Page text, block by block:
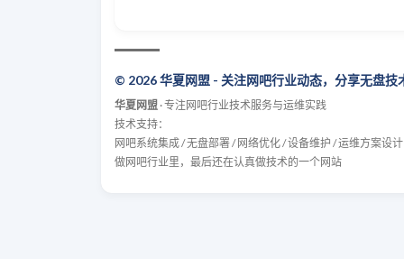
© 2026 华夏网盟 - 关注网吧行业动态，分享无盘技
华夏网盟 · 专注网吧行业技术服务与运维实践
技术支持：
网吧系统集成 / 无盘部署 / 网络优化 / 设备维护 / 运维方案设
做网吧行业里，最后还在认真做技术的一个网站